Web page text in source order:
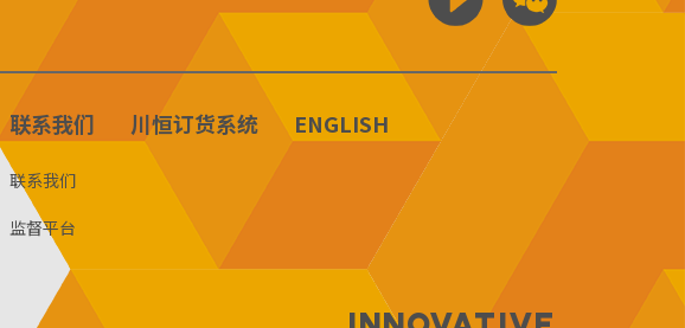
联系我们
联系我们
监督平台
川恒订货系统 ENGLISH